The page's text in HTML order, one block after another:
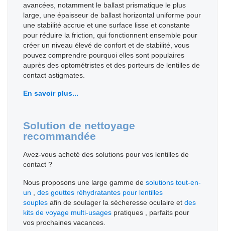
avancées, notamment le ballast prismatique le plus
large, une épaisseur de ballast horizontal uniforme pour
une stabilité accrue et une surface lisse et constante
pour réduire la friction, qui fonctionnent ensemble pour
créer un niveau élevé de confort et de stabilité, vous
pouvez comprendre pourquoi elles sont populaires
auprès des optométristes et des porteurs de lentilles de
contact astigmates.
En savoir plus...
Solution de nettoyage
recommandée
Avez-vous acheté des solutions pour vos lentilles de
contact ?
Nous proposons une large gamme de solutions tout-en-
un
des gouttes réhydratantes pour lentilles
souples afin de soulager la sécheresse oculaire et des
kits de voyage multi-usages pratiques , parfaits pour
vos prochaines vacances.